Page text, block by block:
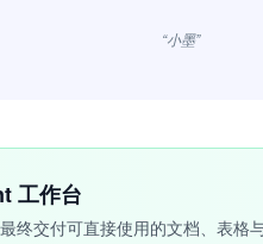
“小墨”
工作台
终交付可直接使用的文档、表格